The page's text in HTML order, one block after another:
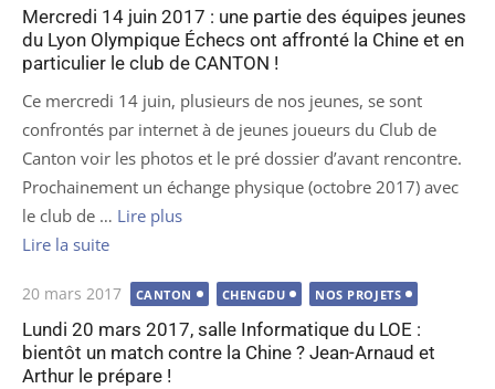
Mercredi 14 juin 2017 : une partie des équipes jeunes
du Lyon Olympique Échecs ont affronté la Chine et en
particulier le club de CANTON !
Ce mercredi 14 juin, plusieurs de nos jeunes, se sont
confrontés par internet à de jeunes joueurs du Club de
Canton voir les photos et le pré dossier d’avant rencontre.
Prochainement un échange physique (octobre 2017) avec
le club de … Lire plus
Lire la suite
Publié
le
20 mars 2017 CANTON CHENGDU NOS PROJETS
Lundi 20 mars 2017, salle Informatique du LOE :
bientôt un match contre la Chine ? Jean-Arnaud et
Arthur le prépare !